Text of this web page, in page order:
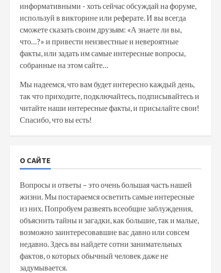
информативными - хоть сейчас обсуждай на форуме,
используй в викторине или реферате. И вы всегда
сможете сказать своим друзьям: «А знаете ли вы,
что…?» и привести неизвестные и невероятные
факты, или задать им самые интересные вопросы,
собранные на этом сайте…
Мы надеемся, что вам будет интересно каждый день,
так что приходите, подключайтесь, подписывайтесь и
читайте наши интересные факты, и присылайте свои!
Спасибо, что вы есть!
О САЙТЕ
Вопросы и ответы – это очень большая часть нашей
жизни. Мы постараемся осветить самые интересные
из них. Попробуем развеять всеобщие заблуждения,
объяснить тайны и загадки, как большие, так и малые,
возможно заинтересовавшие вас давно или совсем
недавно. Здесь вы найдете сотни занимательных
фактов, о которых обычный человек даже не
задумывается.